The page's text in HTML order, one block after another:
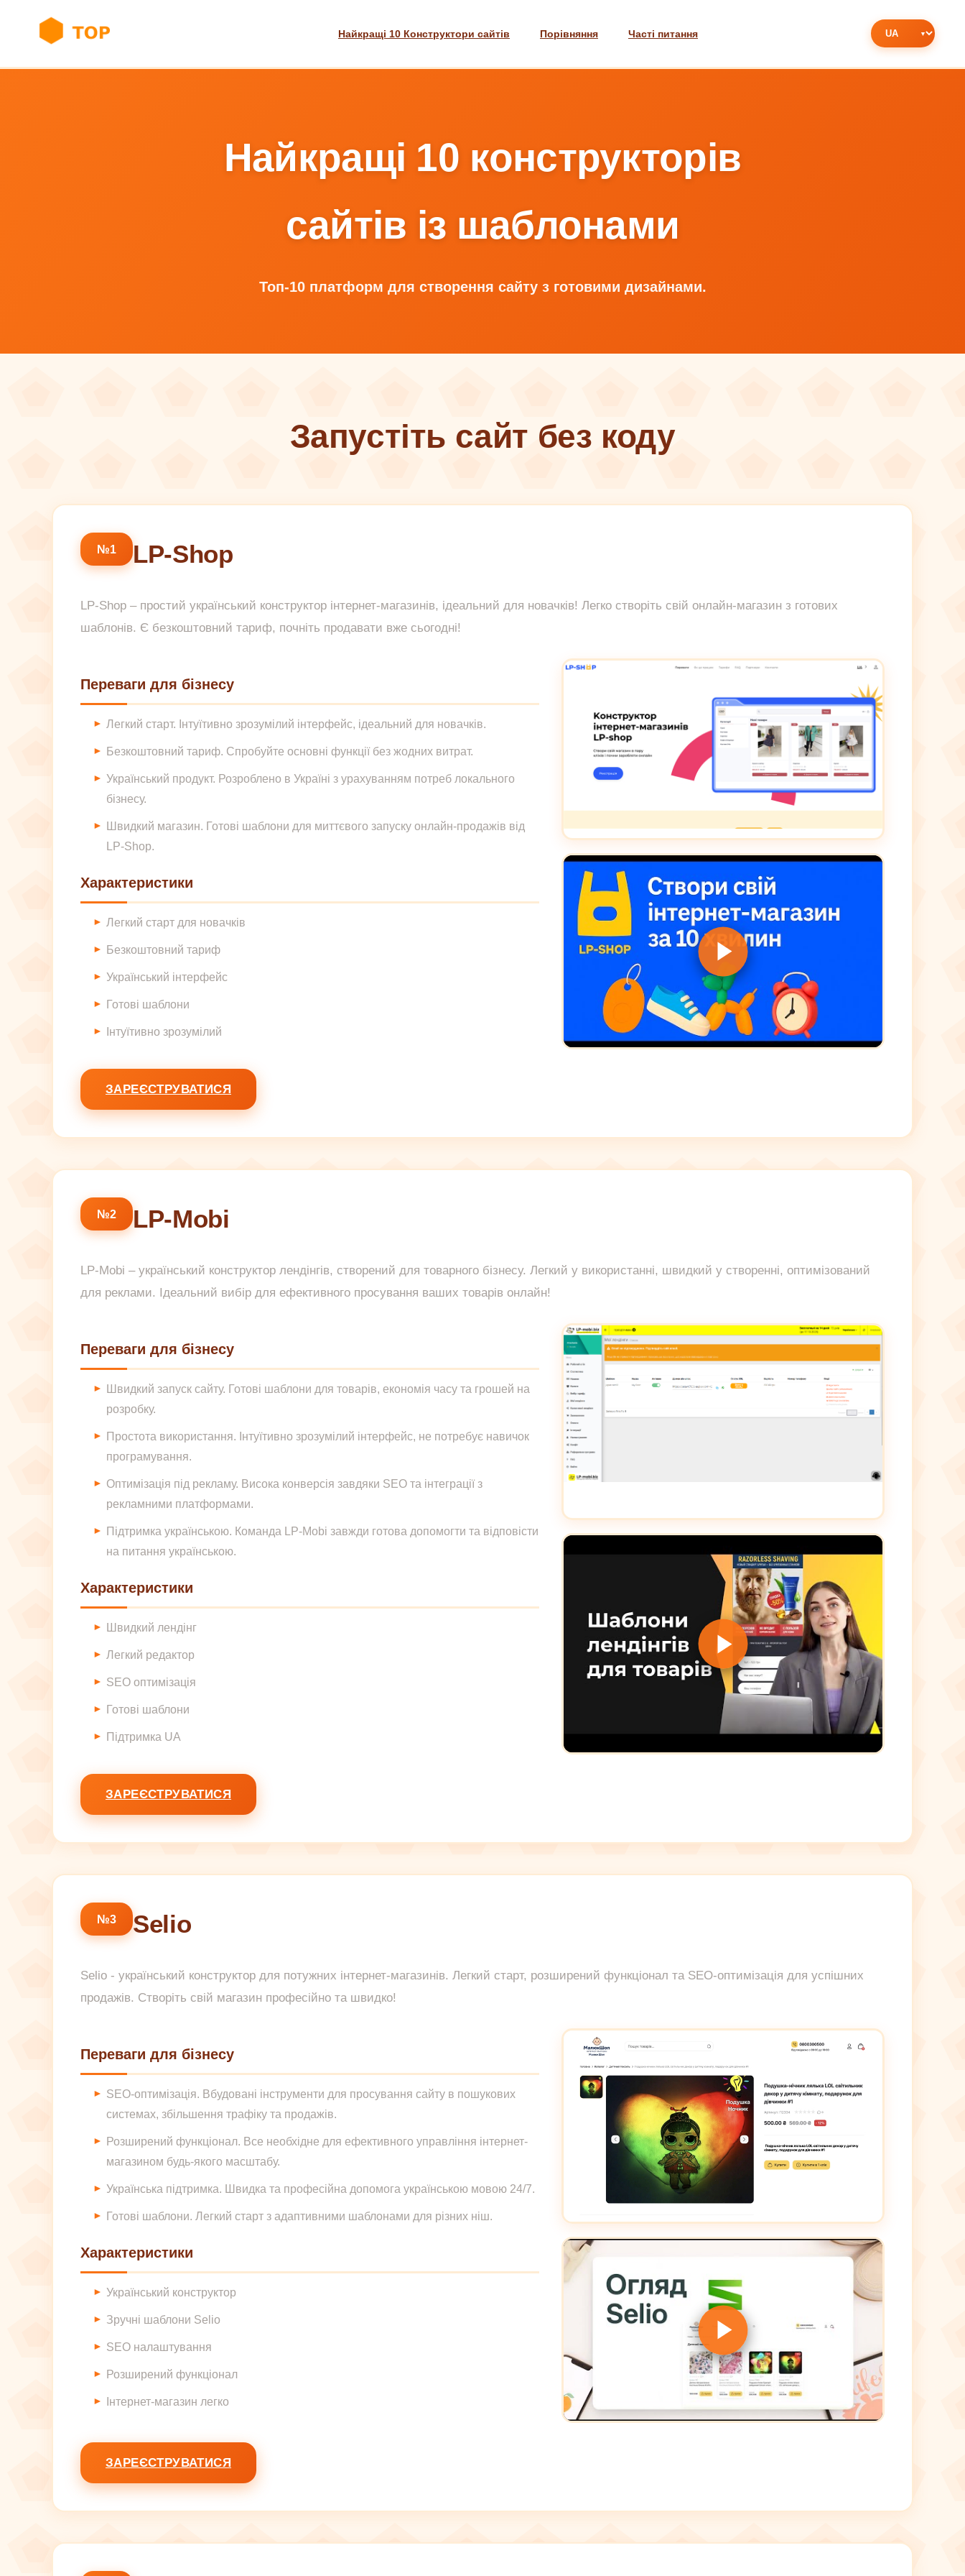
Найкращі 10 Конструктори сайтів Порівняння Часті питання
Найкращі 10 конструкторів
сайтів із шаблонами
Топ-10 платформ для створення сайту з готовими дизайнами.
Запустіть сайт без коду
№1 LP-Shop
LP-Shop – простий український конструктор інтернет-магазинів, ідеальний для новачків! Легко створіть свій онлайн-магазин з готових
шаблонів. Є безкоштовний тариф, почніть продавати вже сьогодні!
Переваги для бізнесу
Легкий старт. Інтуїтивно зрозумілий інтерфейс, ідеальний для новачків.
Безкоштовний тариф. Спробуйте основні функції без жодних витрат.
Український продукт. Розроблено в Україні з урахуванням потреб локального
бізнесу.
Швидкий магазин. Готові шаблони для миттєвого запуску онлайн-продажів від
LP-Shop.
Характеристики
Легкий старт для новачків
Безкоштовний тариф
Український інтерфейс
Готові шаблони
Інтуїтивно зрозумілий
ЗАРЕЄСТРУВАТИСЯ
№2 LP-Mobi
LP-Mobi – український конструктор лендінгів, створений для товарного бізнесу. Легкий у використанні, швидкий у створенні, оптимізований
для реклами. Ідеальний вибір для ефективного просування ваших товарів онлайн!
Переваги для бізнесу
Швидкий запуск сайту. Готові шаблони для товарів, економія часу та грошей на
розробку.
Простота використання. Інтуїтивно зрозумілий інтерфейс, не потребує навичок
програмування.
Оптимізація під рекламу. Висока конверсія завдяки SEO та інтеграції з
рекламними платформами.
Підтримка українською. Команда LP-Mobi завжди готова допомогти та відповісти
на питання українською.
Характеристики
Швидкий лендінг
Легкий редактор
SEO оптимізація
Готові шаблони
Підтримка UA
ЗАРЕЄСТРУВАТИСЯ
№3 Selio
Selio - український конструктор для потужних інтернет-магазинів. Легкий старт, розширений функціонал та SEO-оптимізація для успішних
продажів. Створіть свій магазин професійно та швидко!
Переваги для бізнесу
SEO-оптимізація. Вбудовані інструменти для просування сайту в пошукових
системах, збільшення трафіку та продажів.
Розширений функціонал. Все необхідне для ефективного управління інтернет-
магазином будь-якого масштабу.
Українська підтримка. Швидка та професійна допомога українською мовою 24/7.
Готові шаблони. Легкий старт з адаптивними шаблонами для різних ніш.
Характеристики
Український конструктор
Зручні шаблони Selio
SEO налаштування
Розширений функціонал
Інтернет-магазин легко
ЗАРЕЄСТРУВАТИСЯ